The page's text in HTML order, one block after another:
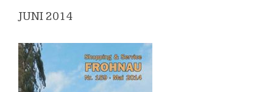
JUNI 2014